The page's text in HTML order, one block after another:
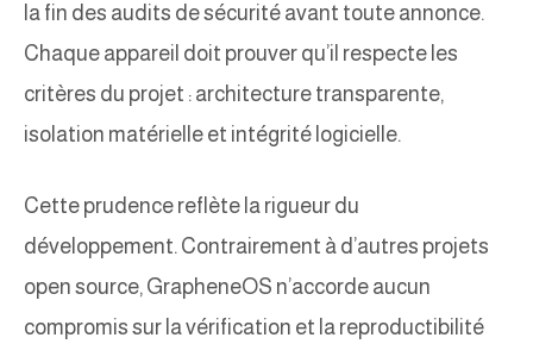
la fin des audits de sécurité avant toute annonce.
Chaque appareil doit prouver qu’il respecte les
critères du projet : architecture transparente,
isolation matérielle et intégrité logicielle.
Cette prudence reflète la rigueur du
développement. Contrairement à d’autres projets
open source, GrapheneOS n’accorde aucun
compromis sur la vérification et la reproductibilité